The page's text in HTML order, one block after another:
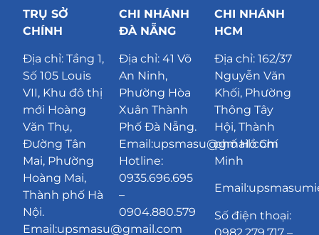
TRỤ SỞ
CHÍNH
Địa chỉ:Tầng 1,
Số 105 Louis
VII, Khu đô thị
mới Hoàng
Văn Thụ,
Đường Tân
Mai, Phường
Hoàng Mai,
Thành phố Hà
Nội.
Email:upsmasu@gmail.com
CHI NHÁNH
ĐÀ NẴNG
Địa chỉ: 41 Võ
An Ninh,
Phường Hòa
Xuân Thành
Phố Đà Nẵng.
Email:upsmasu@gmail.com
Hotline:
0935.696.695
–
0904.880.579
CHI NHÁNH
HCM
Địa chỉ: 162/37
Nguyễn Văn
Khối, Phường
Thông Tây
Hội, Thành
phố Hồ Chí
Minh
Số điện thoại:
0982.279.717 –